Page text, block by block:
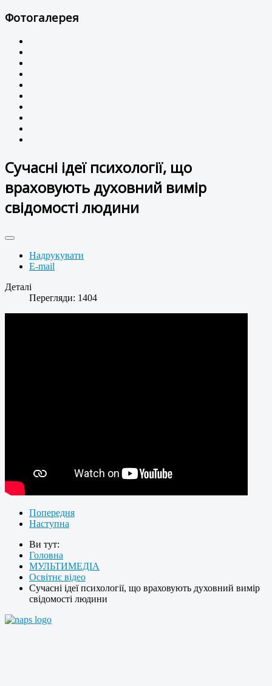
Фотогалерея
Сучасні ідеї психології, що
враховують духовний вимір
свідомості людини
Надрукувати
E-mail
Деталі
Перегляди: 1404
Попередня
Наступна
Ви тут:
Головна
МУЛЬТИМЕДІА
Освітнє відео
Сучасні ідеї психології, що враховують духовний вимір
свідомості людини